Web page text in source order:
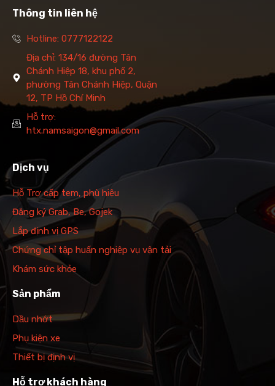
Thông tin liên hệ
Hotline: 0777122122
Địa chỉ: 134/16 đường Tân
Chánh Hiệp 18, khu phố 2,
phường Tân Chánh Hiệp, Quận
12, TP Hồ Chí Minh
Hỗ trợ:
htx.namsaigon@gmail.com
Dịch vụ
Hỗ Trợ cấp tem, phù hiệu
Đăng ký Grab, Be, Gojek
Lắp định vị GPS
Chứng chỉ tập huấn nghiệp vụ vận tải
Khám sức khỏe
Sản phẩm
Dầu nhớt
Phụ kiện xe
Thiết bị định vị
Hỗ trợ khách hàng